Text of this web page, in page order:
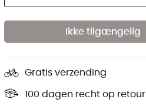
Ikke tilgængelig
Gratis verzending
100 dagen recht op retour